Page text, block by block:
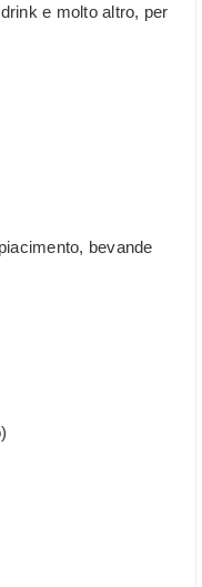
e molto altro, per
bevande